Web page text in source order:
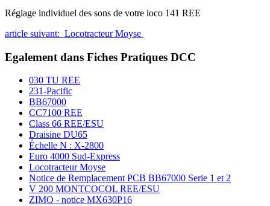
Réglage individuel des sons de votre loco 141 REE
article suivant: Locotracteur Moyse
Egalement dans Fiches Pratiques DCC
030 TU REE
231-Pacific
BB67000
CC7100 REE
Class 66 REE/ESU
Draisine DU65
Échelle N : X-2800
Euro 4000 Sud-Express
Locotracteur Moyse
Notice de Remplacement PCB BB67000 Serie 1 et 2
V 200 MONTCOCOL REE/ESU
ZIMO - notice MX630P16